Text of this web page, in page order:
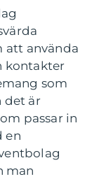
att använda
kontakter
som
det är
passar in
en
man